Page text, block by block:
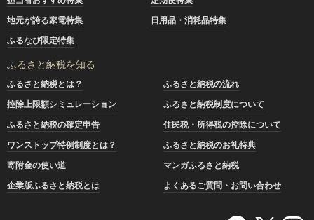
地元が誇る家電特集
日用品・消耗品特集
ふるなび限定特集
ふるさと納税を知る
ふるさと納税とは？
ふるさと納税の流れ
控除上限額シミュレーション
ふるさと納税制度について
ふるさと納税の確定申告
住民税・所得税の控除について
ワンストップ特例制度とは？
ふるさと納税のお礼特典
寄附金の使い道
マンガふるさと納税
企業版ふるさと納税とは
よくあるご質問・お問い合わせ